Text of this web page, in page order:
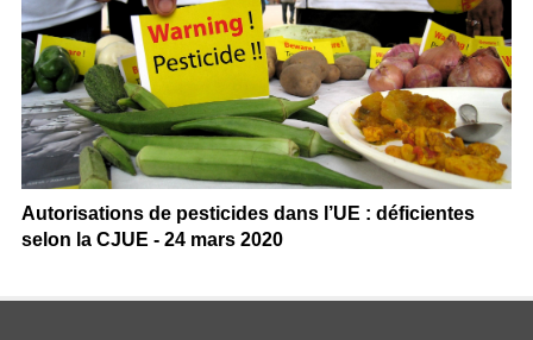
Autorisations de pesticides dans l’UE : déficientes
selon la CJUE - 24 mars 2020